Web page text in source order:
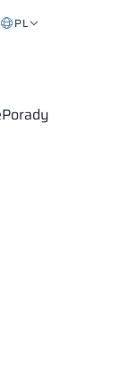
PL
Porady